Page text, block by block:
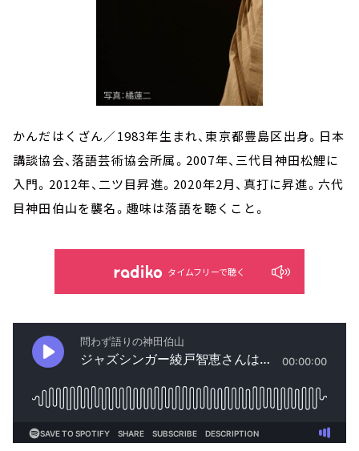
かんだはくざん／1983年生まれ、東京都豊島区出身。日本
講談協会、落語芸術協会所属。2007年、三代目神田松鯉に
入門。2012年、二ツ目昇進。2020年2月、真打に昇進。六代
目神田伯山を襲名。趣味は落語を聴くこと。
タイムフリーで聴く